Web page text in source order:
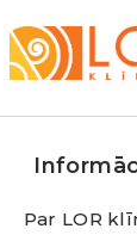
Klīnika
Par LOR